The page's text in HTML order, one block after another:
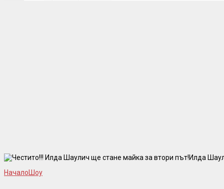
Илда
НачалоШоу